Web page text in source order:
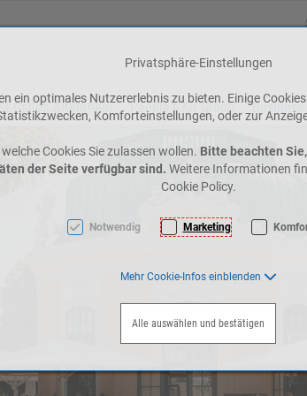
Altenrhein People's Air Group Business
Privatsphäre-Einstellungen
ein optimales Nutzererlebnis zu bieten. Einige
Komforteinstellungen, oder zur
Cookies Sie zulassen wollen. Bitte beachten
der Seite verfügbar sind. Weitere Informationen
Cookie Policy.
Notwendig Marketing
Mehr Cookie-Infos einblenden
Alle auswählen und bestätigen